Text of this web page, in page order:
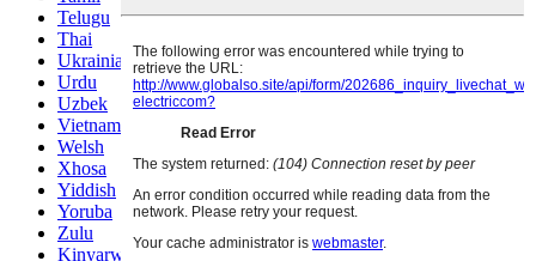
Telugu
Thai
Ukrainian
Urdu
Uzbek
Vietnamese
Welsh
Xhosa
Yiddish
Yoruba
Zulu
Kinyarwanda